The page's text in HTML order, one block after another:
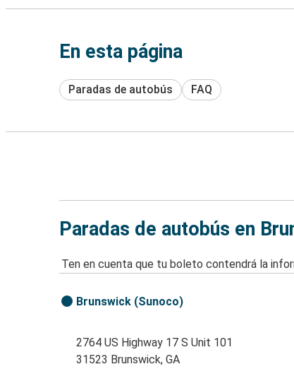
En esta página
Paradas de autobús FAQ
Paradas de autobús en
Ten en cuenta que tu boleto contendrá la
Brunswick (Sunoco)
2764 US Highway 17 S Unit 101
31523 Brunswick, GA